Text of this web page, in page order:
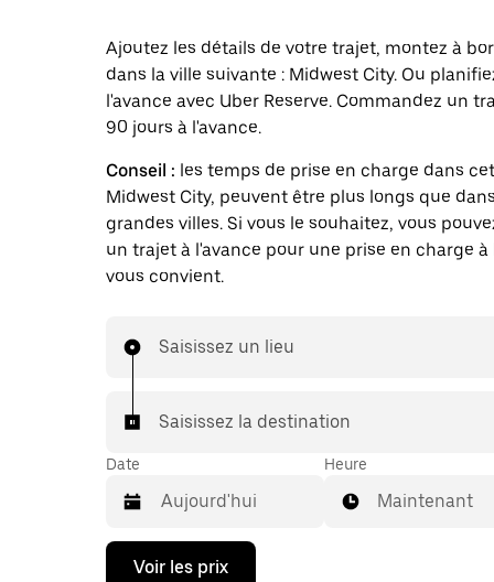
Ajoutez les détails de votre trajet, montez à
dans la ville suivante : Midwest City. Ou
l'avance avec Uber Reserve. Commandez un
90 jours à l'avance.
Conseil : les temps de prise en charge dans
Midwest City, peuvent être plus longs que
grandes villes. Si vous le souhaitez, vous
un trajet à l'avance pour une prise en charge
vous convient.
Saisissez un lieu
Saisissez la destination
Date
Appuyez
Heure
Maintenant
Voir les prix